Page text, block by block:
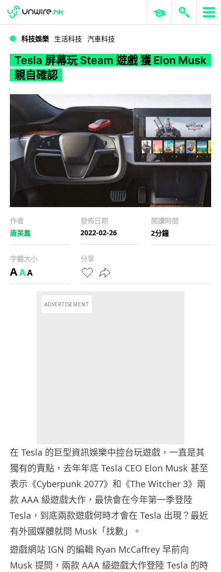
WWDC 2026 ERP 與商業 AI
科技娛樂 生活科技 汽車科技
Tesla 屏幕玩 Steam 遊戲 獲 Elon Musk
親自確認
作者
唐美鳳
發佈日期
2022-02-26
閱讀時間
2分鐘
字體大小
AAA
分享
ADVERTISEMENT
在 Tesla 的巨型資訊娛樂中控台玩遊戲，一直是其
獨有的賣點，去年年底 Tesla CEO Elon Musk 甚至
表示《Cyberpunk 2077》和《The Witcher 3》兩
款 AAA 級遊戲大作，最快會在今年第一季登陸
Tesla，到底兩款遊戲何時才會在 Tesla 出現？最近
有外國媒體就問 Musk「找數」。
遊戲網站 IGN 的編輯 Ryan McCaffrey 早前向
Musk 提問，兩款 AAA 級遊戲大作登陸 Tesla 的時